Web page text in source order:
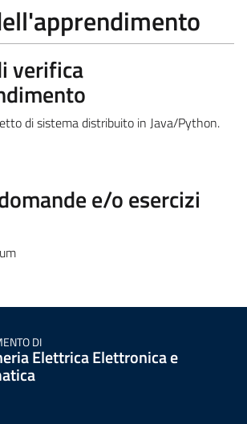
verifica
di sistema distribuito in Java/Python.
e/o esercizi
DI
Elettrica Elettronica e